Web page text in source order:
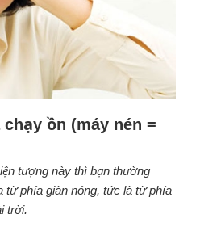
ồn (máy nén =
tượng này thì bạn thường
từ phía giàn nóng, tức là từ phía
trời.